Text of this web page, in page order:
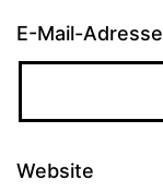
E-Mail-Adresse
Website